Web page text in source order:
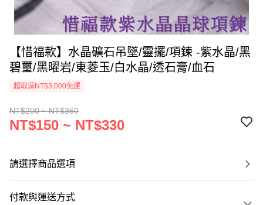
【惜福款】水晶礦石吊墜/靈擺/項鍊 -紫水晶/黑
碧璽/黑曜岩/東菱玉/白水晶/透石膏/血石
超取滿NT$3,000免運
NT$200 ~ NT$360
NT$150 ~ NT$330
請選擇商品選項
付款與運送方式